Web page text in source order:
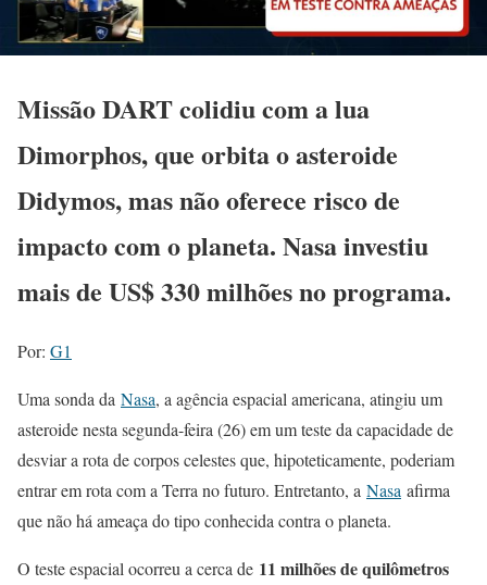
Missão DART colidiu com a lua
Dimorphos, que orbita o asteroide
Didymos, mas não oferece risco de
impacto com o planeta. Nasa investiu
mais de US$ 330 milhões no programa.
Por: G1
Uma sonda da Nasa, a agência espacial americana, atingiu um
asteroide nesta segunda-feira (26) em um teste da capacidade de
desviar a rota de corpos celestes que, hipoteticamente, poderiam
entrar em rota com a Terra no futuro. Entretanto, a Nasa afirma
que não há ameaça do tipo conhecida contra o planeta.
O teste espacial ocorreu a cerca de 11 milhões de quilômetros